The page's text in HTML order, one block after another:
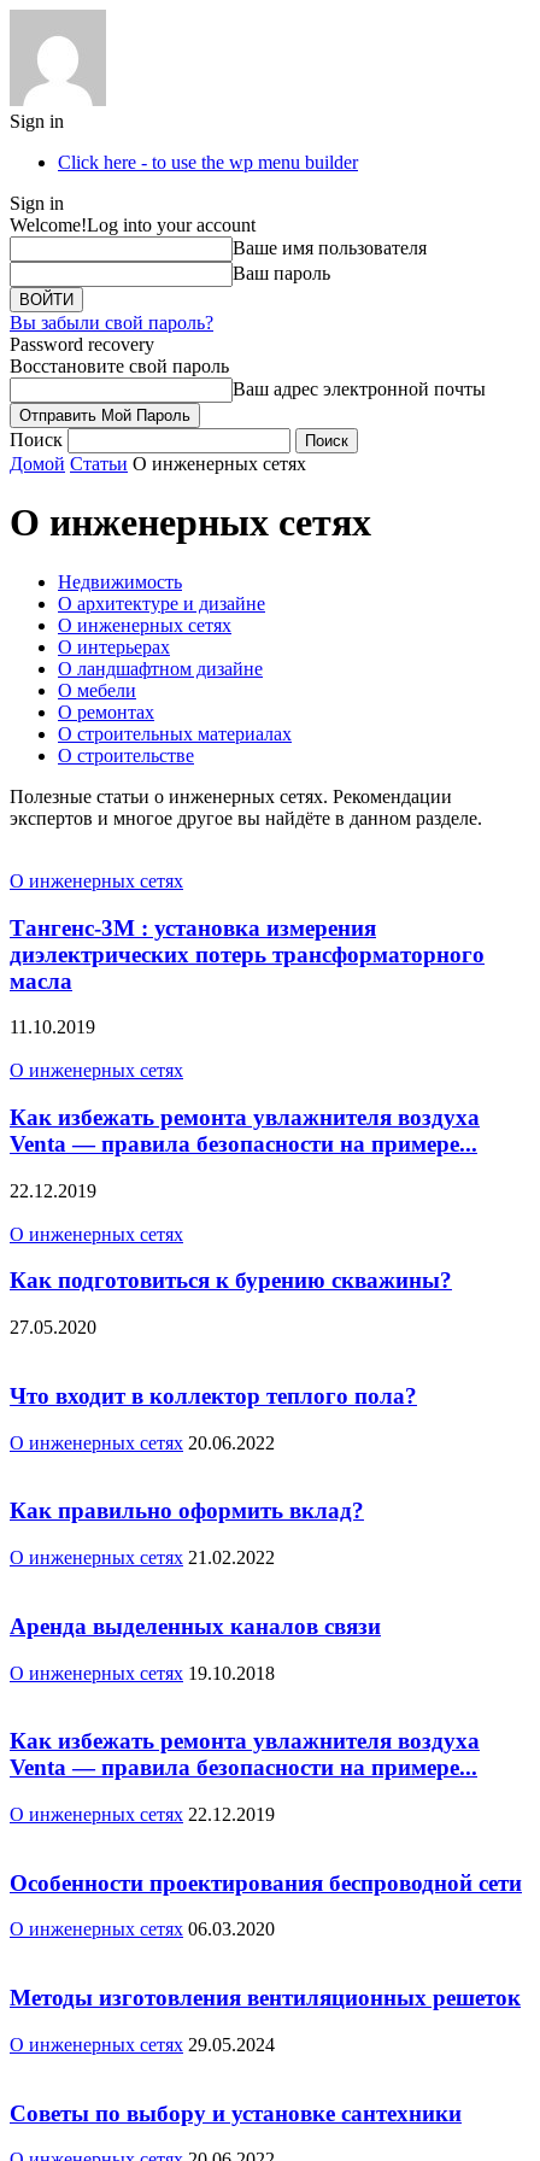
Sign in
Click here - to use the wp menu builder
Sign in
Welcome!Log into your account
Ваше имя пользователя
Ваш пароль
Вы забыли свой пароль?
Password recovery
Восстановите свой пароль
Ваш адрес электронной почты
Поиск
Домой Статьи О инженерных сетях
О инженерных сетях
Недвижимость
О архитектуре и дизайне
О инженерных сетях
О интерьерах
О ландшафтном дизайне
О мебели
О ремонтах
О строительных материалах
О строительстве
Полезные статьи о инженерных сетях. Рекомендации
экспертов и многое другое вы найдёте в данном разделе.
О инженерных сетях
Тангенс-3М : установка измерения
диэлектрических потерь трансформаторного
масла
11.10.2019
О инженерных сетях
Как избежать ремонта увлажнителя воздуха
Venta — правила безопасности на примере...
22.12.2019
О инженерных сетях
Как подготовиться к бурению скважины?
27.05.2020
Что входит в коллектор теплого пола?
О инженерных сетях 20.06.2022
Как правильно оформить вклад?
О инженерных сетях 21.02.2022
Аренда выделенных каналов связи
О инженерных сетях 19.10.2018
Как избежать ремонта увлажнителя воздуха
Venta — правила безопасности на примере...
О инженерных сетях 22.12.2019
Особенности проектирования беспроводной сети
О инженерных сетях 06.03.2020
Методы изготовления вентиляционных решеток
О инженерных сетях 29.05.2024
Советы по выбору и установке сантехники